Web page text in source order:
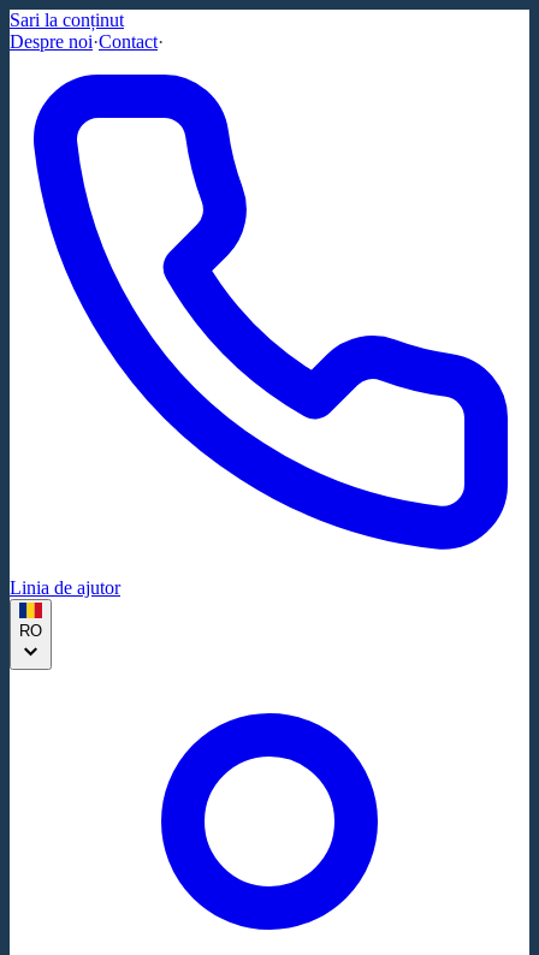
Sari la conținut
Despre noi·Contact·
Linia de ajutor
RO